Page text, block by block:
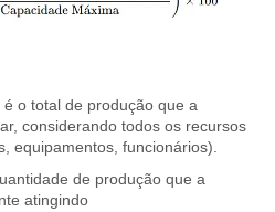
é o total de produção que a
considerando todos os recursos
equipamentos, funcionários).
de produção que a
atingindo